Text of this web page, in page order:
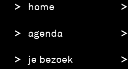
home
agenda
je bezoek